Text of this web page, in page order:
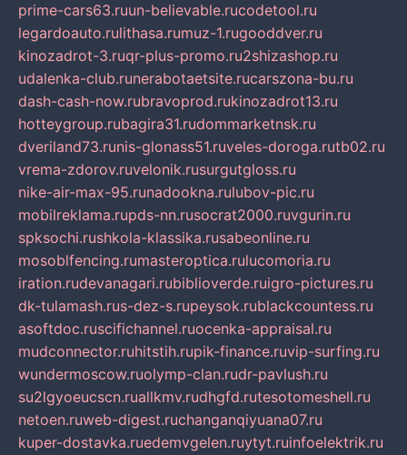
prime-cars63.ruun-believable.rucodetool.ru
legardoauto.rulithasa.rumuz-1.rugooddver.ru
kinozadrot-3.ruqr-plus-promo.ru2shizashop.ru
udalenka-club.runerabotaetsite.rucarszona-bu.ru
dash-cash-now.rubravoprod.rukinozadrot13.ru
hotteygroup.rubagira31.rudommarketnsk.ru
dveriland73.runis-glonass51.ruveles-doroga.rutb02.ru
vrema-zdorov.ruvelonik.rusurgutgloss.ru
nike-air-max-95.runadookna.rulubov-pic.ru
mobilreklama.rupds-nn.rusocrat2000.ruvgurin.ru
spksochi.rushkola-klassika.rusabeonline.ru
mosoblfencing.rumasteroptica.rulucomoria.ru
iration.rudevanagari.rubiblioverde.ruigro-pictures.ru
dk-tulamash.rus-dez-s.rupeysok.rublackcountess.ru
asoftdoc.ruscifichannel.ruocenka-appraisal.ru
mudconnector.ruhitstih.rupik-finance.ruvip-surfing.ru
wundermoscow.ruolymp-clan.rudr-pavlush.ru
su2lgyoeucscn.ruallkmv.rudhgfd.rutesotomeshell.ru
netoen.ruweb-digest.ruchanganqiyuana07.ru
kuper-dostavka.ruedemvgelen.ruytyt.ruinfoelektrik.ru